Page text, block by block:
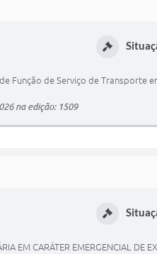
Função de Serviço de Transporte
na edição: 1509
EM CARÁTER EMERGENCIAL DE